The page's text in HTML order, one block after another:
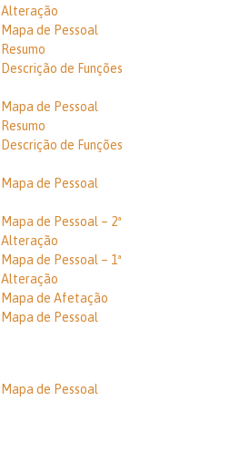
Alteração
Mapa de Pessoal
Resumo
Descrição de Funções
Mapa de Pessoal
Resumo
Descrição de Funções
Mapa de Pessoal
Mapa de Pessoal – 2ª
Alteração
Mapa de Pessoal – 1ª
Alteração
Mapa de Afetação
Mapa de Pessoal
Mapa de Pessoal